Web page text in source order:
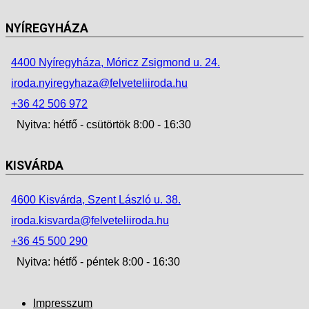
NYÍREGYHÁZA
4400 Nyíregyháza, Móricz Zsigmond u. 24.
iroda.nyiregyhaza@felveteliiroda.hu
+36 42 506 972
Nyitva: hétfő - csütörtök 8:00 - 16:30
KISVÁRDA
4600 Kisvárda, Szent László u. 38.
iroda.kisvarda@felveteliiroda.hu
+36 45 500 290
Nyitva: hétfő - péntek 8:00 - 16:30
Impresszum